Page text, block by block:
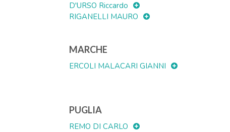
D'URSO Riccardo
RIGANELLI MAURO
MARCHE
ERCOLI MALACARI GIANNI
PUGLIA
REMO DI CARLO